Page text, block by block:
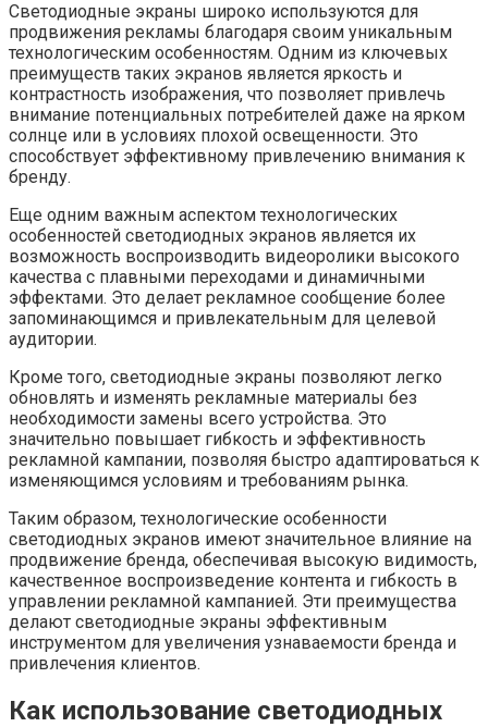
Светодиодные экраны широко используются для
продвижения рекламы благодаря своим уникальным
технологическим особенностям. Одним из ключевых
преимуществ таких экранов является яркость и
контрастность изображения, что позволяет привлечь
внимание потенциальных потребителей даже на ярком
солнце или в условиях плохой освещенности. Это
способствует эффективному привлечению внимания к
бренду.
Еще одним важным аспектом технологических
особенностей светодиодных экранов является их
возможность воспроизводить видеоролики высокого
качества с плавными переходами и динамичными
эффектами. Это делает рекламное сообщение более
запоминающимся и привлекательным для целевой
аудитории.
Кроме того, светодиодные экраны позволяют легко
обновлять и изменять рекламные материалы без
необходимости замены всего устройства. Это
значительно повышает гибкость и эффективность
рекламной кампании, позволяя быстро адаптироваться к
изменяющимся условиям и требованиям рынка.
Таким образом, технологические особенности
светодиодных экранов имеют значительное влияние на
продвижение бренда, обеспечивая высокую видимость,
качественное воспроизведение контента и гибкость в
управлении рекламной кампанией. Эти преимущества
делают светодиодные экраны эффективным
инструментом для увеличения узнаваемости бренда и
привлечения клиентов.
Как использование светодиодных